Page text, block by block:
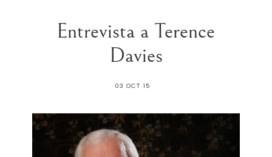
Entrevista a Terence
Davies
03 OCT 15